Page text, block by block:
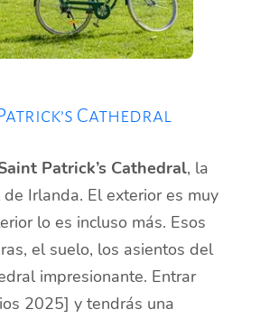
Cathedral
Patrick’s Cathedral, la
Irlanda. El exterior es muy
lo es incluso más. Esos
el suelo, los asientos del
impresionante. Entrar
2025] y tendrás una